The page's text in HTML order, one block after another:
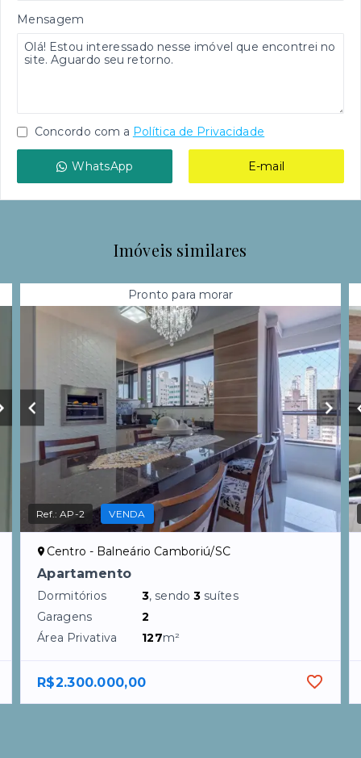
Mensagem
Concordo com a Política de Privacidade
WhatsApp E-mail
Imóveis similares
Pronto para morar
Ref.:AP-2 VENDA
Centro - Balneário Camboriú/SC
Apartamento
Dormitórios 3, sendo3 suítes
Garagens
2
Área Privativa
127m²
R$2.300.000,00